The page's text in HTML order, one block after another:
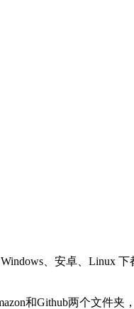
、安卓、Linux
和Github两个文件夹